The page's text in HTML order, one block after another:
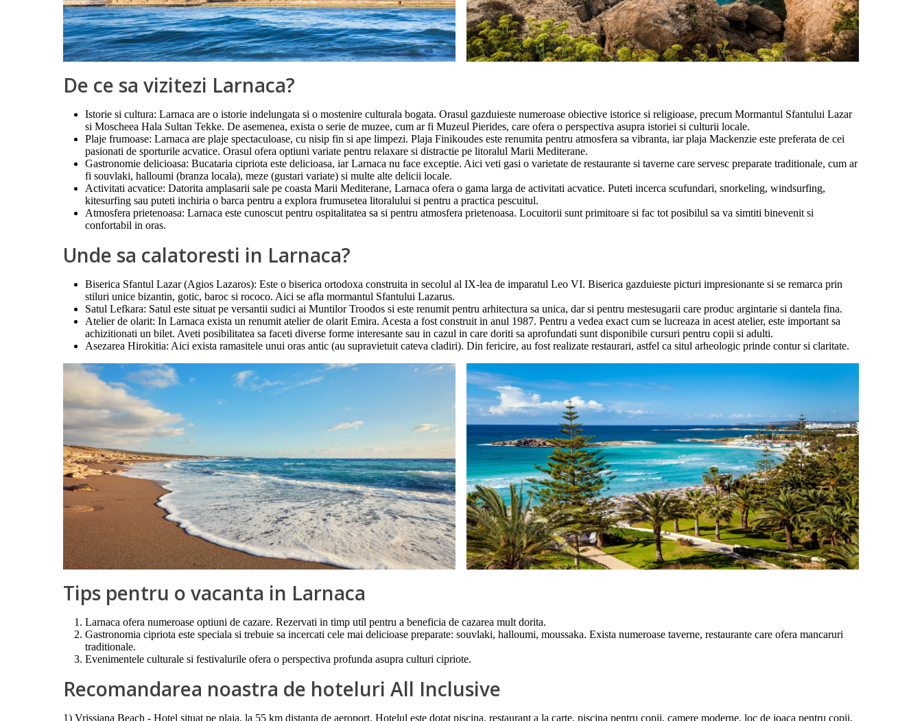
De ce sa vizitezi Larnaca?
Istorie si cultura: Larnaca are o istorie indelungata si o mostenire culturala bogata. Orasul gazduieste numeroase obiective istorice si religioase, precum Mormantul Sfantului Lazar
si Moscheea Hala Sultan Tekke. De asemenea, exista o serie de muzee, cum ar fi Muzeul Pierides, care ofera o perspectiva asupra istoriei si culturii locale.
Plaje frumoase: Larnaca are plaje spectaculoase, cu nisip fin si ape limpezi. Plaja Finikoudes este renumita pentru atmosfera sa vibranta, iar plaja Mackenzie este preferata de cei
pasionati de sporturile acvatice. Orasul ofera optiuni variate pentru relaxare si distractie pe litoralul Marii Mediterane.
Gastronomie delicioasa: Bucataria cipriota este delicioasa, iar Larnaca nu face exceptie. Aici veti gasi o varietate de restaurante si taverne care servesc preparate traditionale, cum ar
fi souvlaki, halloumi (branza locala), meze (gustari variate) si multe alte delicii locale.
Activitati acvatice: Datorita amplasarii sale pe coasta Marii Mediterane, Larnaca ofera o gama larga de activitati acvatice. Puteti incerca scufundari, snorkeling, windsurfing,
kitesurfing sau puteti inchiria o barca pentru a explora frumusetea litoralului si pentru a practica pescuitul.
Atmosfera prietenoasa: Larnaca este cunoscut pentru ospitalitatea sa si pentru atmosfera prietenoasa. Locuitorii sunt primitoare si fac tot posibilul sa va simtiti binevenit si
confortabil in oras.
Unde sa calatoresti in Larnaca?
Biserica Sfantul Lazar (Agios Lazaros): Este o biserica ortodoxa construita in secolul al IX-lea de imparatul Leo VI. Biserica gazduieste picturi impresionante si se remarca prin
stiluri unice bizantin, gotic, baroc si rococo. Aici se afla mormantul Sfantului Lazarus.
Satul Lefkara: Satul este situat pe versantii sudici ai Muntilor Troodos si este renumit pentru arhitectura sa unica, dar si pentru mestesugarii care produc argintarie si dantela fina.
Atelier de olarit: In Larnaca exista un renumit atelier de olarit Emira. Acesta a fost construit in anul 1987. Pentru a vedea exact cum se lucreaza in acest atelier, este important sa
achizitionati un bilet. Aveti posibilitatea sa faceti diverse forme interesante sau in cazul in care doriti sa aprofundati sunt disponibile cursuri pentru copii si adulti.
Asezarea Hirokitia: Aici exista ramasitele unui oras antic (au supravietuit cateva cladiri). Din fericire, au fost realizate restaurari, astfel ca situl arheologic prinde contur si claritate.
Tips pentru o vacanta in Larnaca
Larnaca ofera numeroase optiuni de cazare. Rezervati in timp util pentru a beneficia de cazarea mult dorita.
Gastronomia cipriota este speciala si trebuie sa incercati cele mai delicioase preparate: souvlaki, halloumi, moussaka. Exista numeroase taverne, restaurante care ofera mancaruri
traditionale.
Evenimentele culturale si festivalurile ofera o perspectiva profunda asupra culturi cipriote.
Recomandarea noastra de hoteluri All Inclusive
1) Vrissiana Beach - Hotel situat pe plaja, la 55 km distanta de aeroport. Hotelul este dotat piscina, restaurant a la carte, piscina pentru copii, camere moderne, loc de joaca pentru copii,